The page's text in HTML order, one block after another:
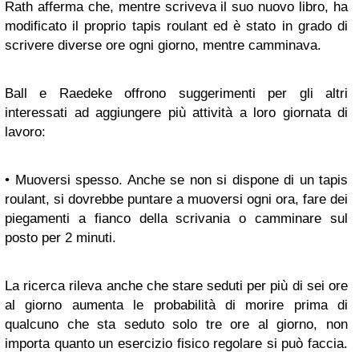
Rath afferma che, mentre scriveva il suo nuovo libro, ha
modificato il proprio tapis roulant ed è stato in grado di
scrivere diverse ore ogni giorno, mentre camminava.
Ball e Raedeke offrono suggerimenti per gli altri
interessati ad aggiungere più attività a loro giornata di
lavoro:
• Muoversi spesso. Anche se non si dispone di un tapis
roulant, si dovrebbe puntare a muoversi ogni ora, fare dei
piegamenti a fianco della scrivania o camminare sul
posto per 2 minuti.
La ricerca rileva anche che stare seduti per più di sei ore
al giorno aumenta le probabilità di morire prima di
qualcuno che sta seduto solo tre ore al giorno, non
importa quanto un esercizio fisico regolare si può faccia.